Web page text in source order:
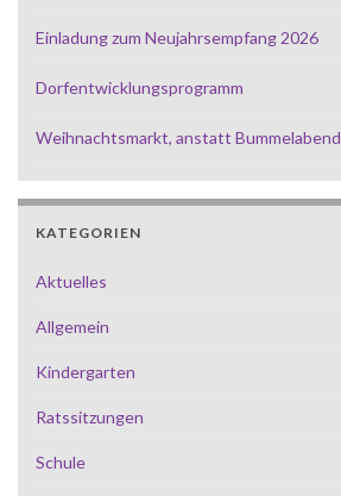
Einladung zum Neujahrsempfang 2026
Dorfentwicklungsprogramm
Weihnachtsmarkt, anstatt Bummelabend
KATEGORIEN
Aktuelles
Allgemein
Kindergarten
Ratssitzungen
Schule